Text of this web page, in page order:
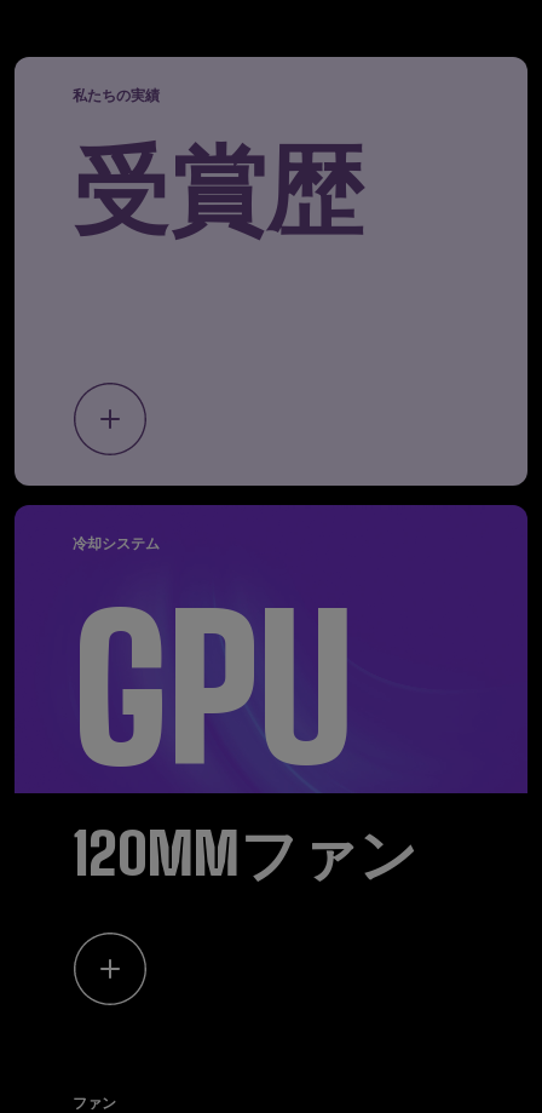
私たちの実績
受賞歴
冷却システム
GPU
120MMファン
ファン